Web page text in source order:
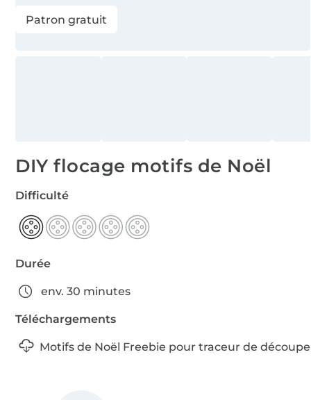
Patron gratuit
DIY flocage motifs de Noël
Difficulté
Durée
env. 30 minutes
Téléchargements
Motifs de Noël Freebie pour traceur de découpe